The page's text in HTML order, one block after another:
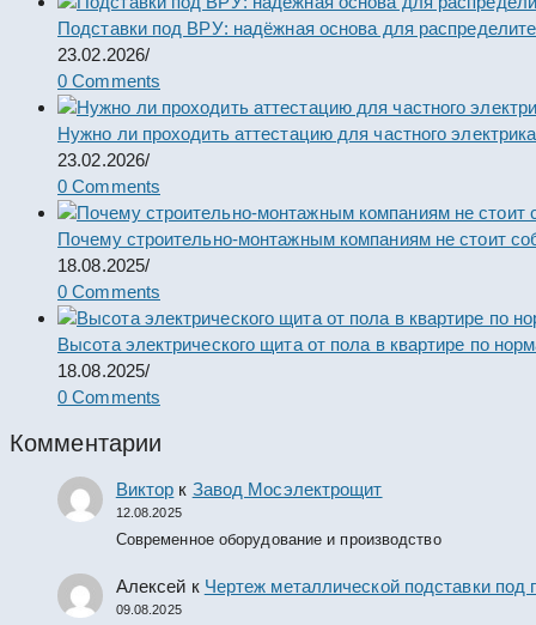
Подставки под ВРУ: надёжная основа для
23.02.2026/
0 Comments
Нужно ли проходить аттестацию для частного
23.02.2026/
0 Comments
Почему строительно-монтажным компаниям не стоит
18.08.2025/
0 Comments
Высота электрического щита от пола в квартире по
18.08.2025/
0 Comments
Комментарии
Виктор к Завод Мосэлектрощит
12.08.2025
Современное оборудование и производство
Алексей к Чертеж металлической подставки
09.08.2025